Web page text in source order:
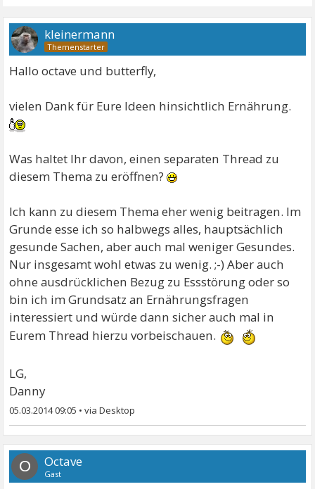
kleinermann
Hallo octave und butterfly,
vielen Dank für Eure Ideen hinsichtlich Ernährung.
Was haltet Ihr davon, einen separaten Thread zu
diesem Thema zu eröffnen?
Ich kann zu diesem Thema eher wenig beitragen. Im
Grunde esse ich so halbwegs alles, hauptsächlich
gesunde Sachen, aber auch mal weniger Gesundes.
Nur insgesamt wohl etwas zu wenig. ;-) Aber auch
ohne ausdrücklichen Bezug zu Essstörung oder so
bin ich im Grundsatz an Ernährungsfragen
interessiert und würde dann sicher auch mal in
Eurem Thread hierzu vorbeischauen.
LG,
Danny
05.03.2014 09:05 •
O Octave
Gast